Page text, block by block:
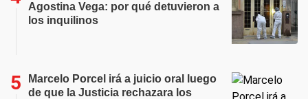
Agostina Vega: por qué detuvieron a
los inquilinos
Marcelo Porcel irá a juicio oral luego
de que la Justicia rechazara los